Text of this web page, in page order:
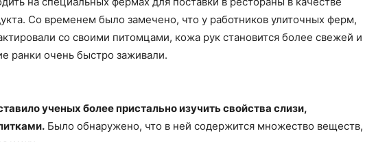
Со временем было замечено, что у работников улиточных ферм,
со своими питомцами, кожа рук становится более свежей и
ранки очень быстро заживали.
ученых более пристально изучить свойства слизи,
Было обнаружено, что в ней содержится множество веществ,